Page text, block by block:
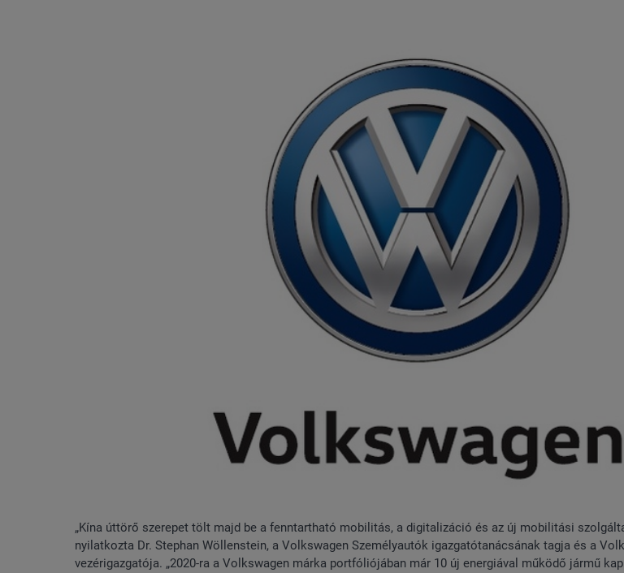
„Kína úttörő szerepet tölt majd be a fenntartható mobilitás, a digitalizáció és az új mobilitási
nyilatkozta Dr. Stephan Wöllenstein, a Volkswagen Személyautók igazgatótanácsának tagja és a
vezérigazgatója. „2020-ra a Volkswagen márka portfóliójában már 10 új energiával működő jármű